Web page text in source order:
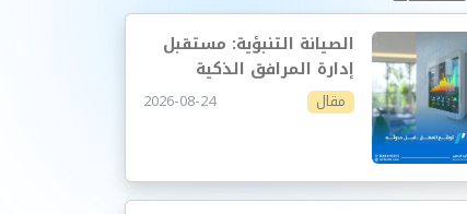
الصيانة التنبؤية: مستقبل
إدارة المرافق الذكية
مقال 2026-08-24